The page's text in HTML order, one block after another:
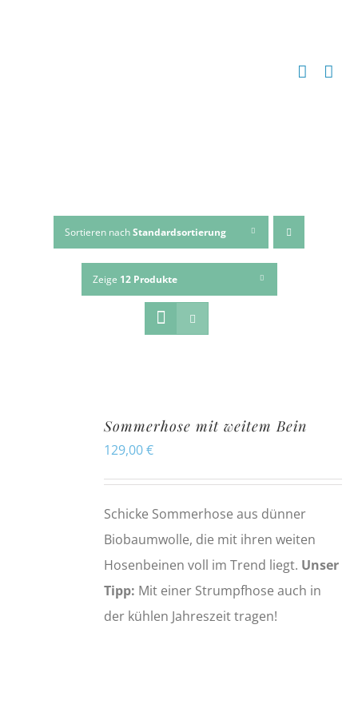
Sortieren nachStandardsortierung
Zeige 12 Produkte
Sommerhose mit weitem Bein
129,00€
Schicke Sommerhose aus dünner
Biobaumwolle, die mit ihren weiten
Hosenbeinen voll im Trend liegt. Unser
Tipp: Mit einer Strumpfhose auch in
der kühlen Jahreszeit tragen!